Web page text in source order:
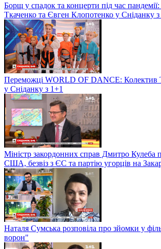
Борщ у спадок та концерти під час
Ткаченко та Євген Клопотенко у Сніданку з
Переможці WORLD OF DANCE: Колектив
у Сніданку з 1+1
Міністр закордонних справ Дмитро Кулеба
США, безвіз з ЄС та партію угорців на
Наталя Сумська розповіла про зйомки у
ворон"